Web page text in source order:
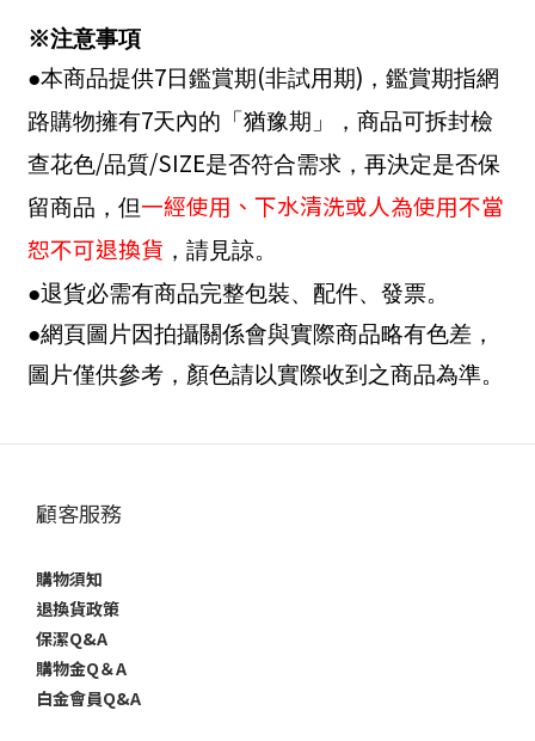
※注意事項
●本商品提供7日鑑賞期(非試用期) ，鑑賞期指網
路購物擁有7天內的「猶豫期」，商品可拆封檢
查花色/品質/SIZE是否符合需求，再決定是否保
留商品，但一經使用、下水清洗或人為使用不當
恕不可退換貨 ，請見諒。
●退貨必需有商品完整包裝、配件、發票。
●網頁圖片因拍攝關係會與實際商品略有色差，
圖片僅供參考，顏色請以實際收到之商品為準。
顧客服務
購物須知
退換貨政策
保潔Q&A
購物金Q＆A
白金會員Q&A